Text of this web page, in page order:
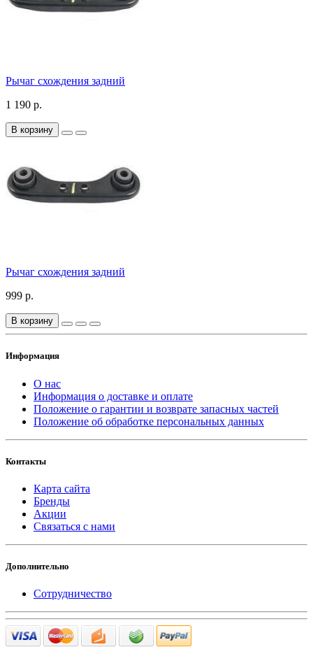
Рычаг схождения задний
1 190 р.
В корзину
Рычаг схождения задний
999 р.
В корзину
Информация
О нас
Информация о доставке и оплате
Положение о гарантии и возврате запасных частей
Положение об обработке персональных данных
Контакты
Карта сайта
Бренды
Акции
Связаться с нами
Дополнительно
Сотрудничество